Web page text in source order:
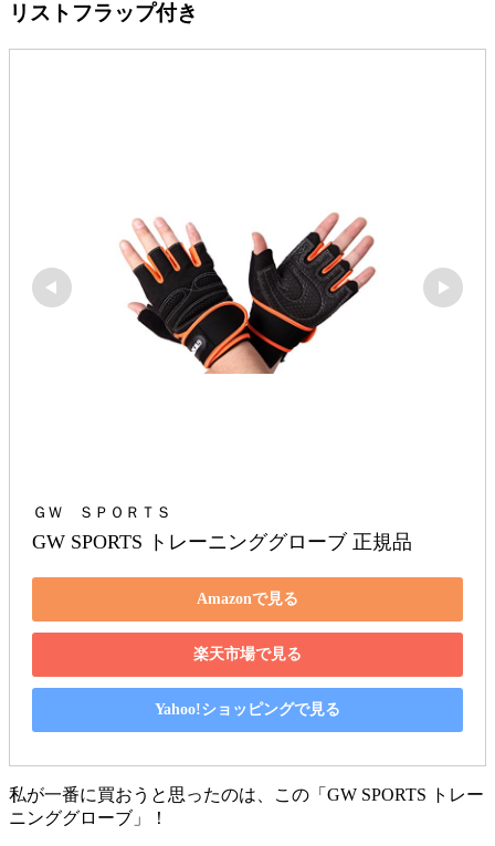
リストフラップ付き
ＧＷ ＳＰＯＲＴＳ
GW SPORTS トレーニンググローブ 正規品
Amazonで見る
楽天市場で見る
Yahoo!ショッピングで見る
私が一番に買おうと思ったのは、この「 GW SPORTS トレー
ニンググローブ 」！